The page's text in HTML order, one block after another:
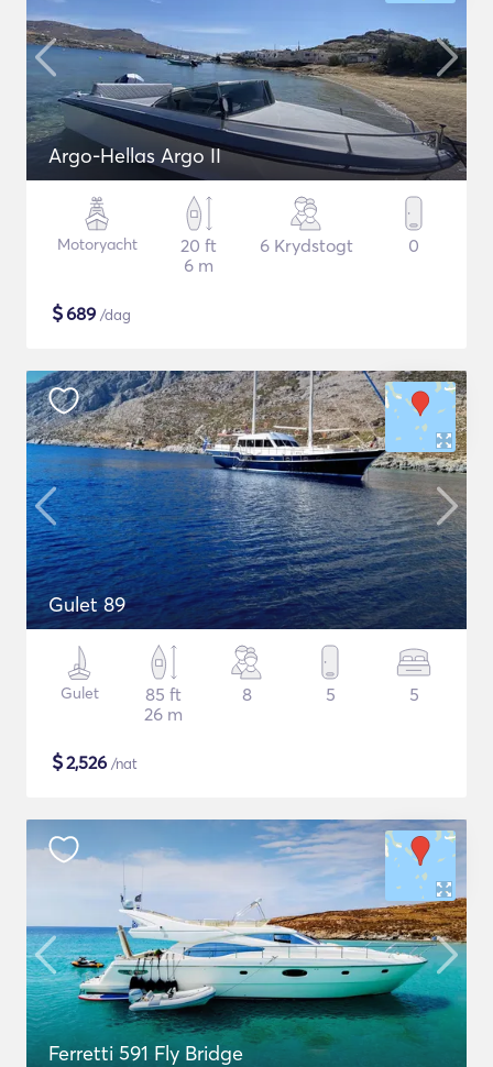
Argo-Hellas Argo II
Motoryacht
20 ft
6 m
6 Krydstogt 0
$689 /dag
Gulet 89
Gulet
85 ft
26 m
8 5 5
$2,526 /nat
Ferretti 591 Fly Bridge